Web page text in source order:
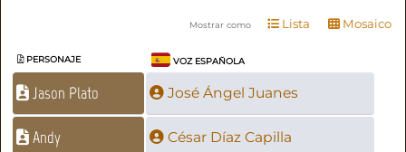
Mostrar como Lista Mosaico
PERSONAJE VOZ ESPAÑOLA
Jason Plato José Ángel Juanes
Andy César Díaz Capilla